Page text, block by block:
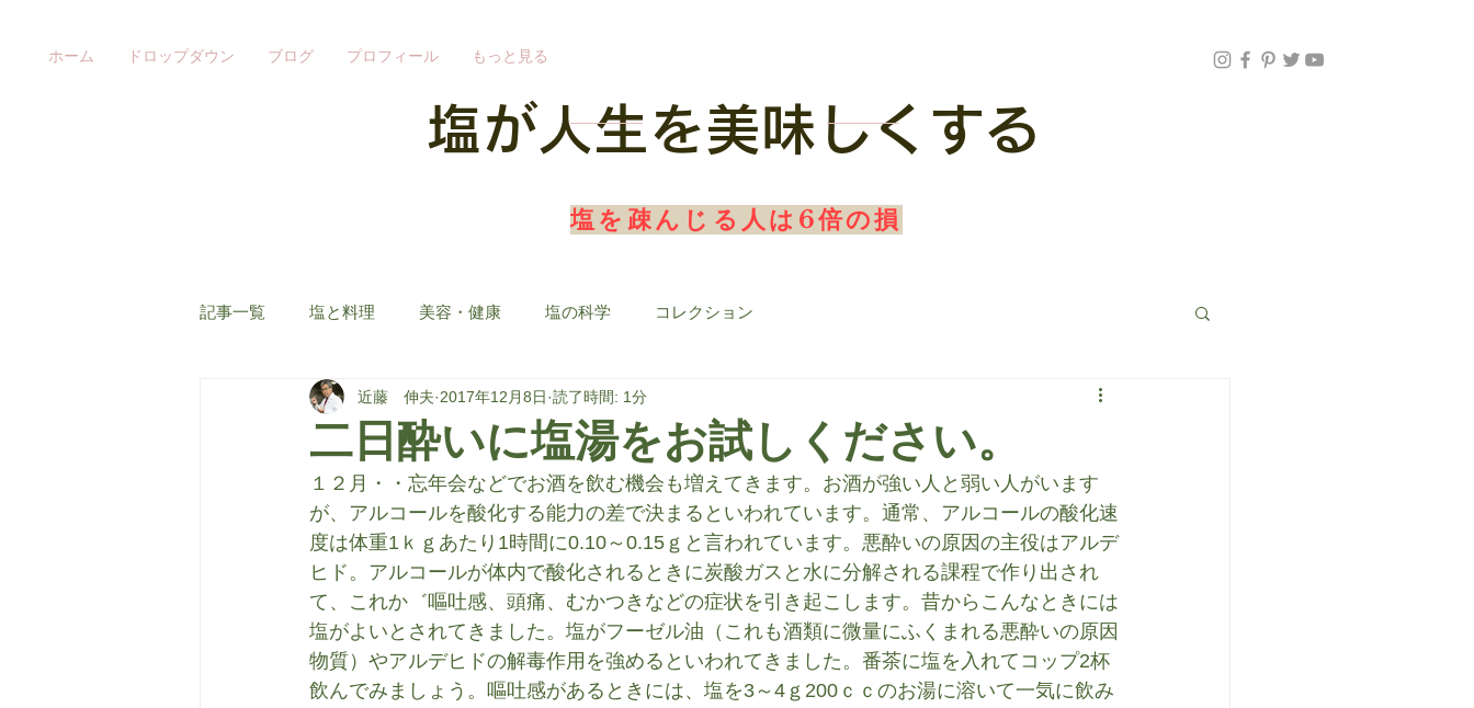
ホーム ドロップダウン ブログ プロフィール もっと見る
​塩が人生を美味しくする
​塩を疎んじる人は6倍の損
記事一覧 塩と料理 美容・健康 塩の科学 コレクション
二日酔いに塩湯をお試しください。
近藤 伸夫 2017年12月8日 読了時間: 1分
１２月・・忘年会などでお酒を飲む機会も増えてきます。お酒が強い人と弱い人がいます
が、アルコールを酸化する能力の差で決まるといわれています。通常、アルコールの酸化速
度は体重1ｋｇあたり1時間に0.10～0.15ｇと言われています。悪酔いの原因の主役はアルデ
ヒド。アルコールが体内で酸化されるときに炭酸ガスと水に分解される課程で作り出され
て、これか゛嘔吐感、頭痛、むかつきなどの症状を引き起こします。昔からこんなときには
塩がよいとされてきました。塩がフーゼル油（これも酒類に微量にふくまれる悪酔いの原因
物質）やアルデヒドの解毒作用を強めるといわれてきました。番茶に塩を入れてコップ2杯
飲んでみましょう。嘔吐感があるときには、塩を3～4ｇ200ｃｃのお湯に溶いて一気に飲み